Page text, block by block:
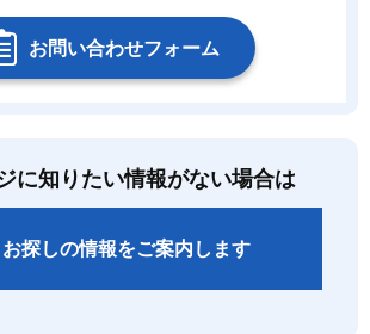
お問い合わせフォーム
に知りたい情報がない場合は
お探しの情報をご案内します